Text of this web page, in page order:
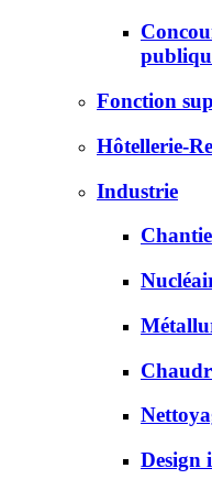
Fonction
Hôtellerie-
Industrie
Design